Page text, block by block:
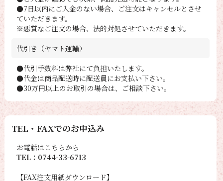
●7日以内にご入金のない場合、ご注文はキャンセルとさせ
ていただきます。
※悪質なご注文の場合、法的対処させていただきます。
代引き（ヤマト運輸）
●代引手数料は弊社にて負担いたします。
●代金は商品配送時に配送員にお支払い下さい。
●30万円以上のお取引の場合は、ご相談下さい。
TEL・FAXでのお申込み
お電話はこちらから
TEL：0744-33-6713
【FAX注文用紙ダウンロード】